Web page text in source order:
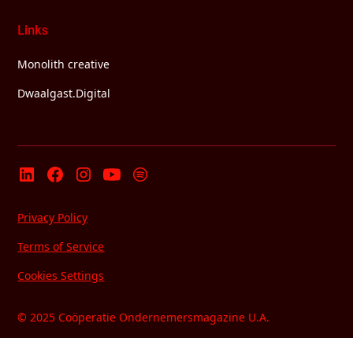
Links
Monolith creative
Dwaalgast.Digital
© 2025 Coöperatie Ondernemersmagazine U.A.
Privacy Policy
Terms of Service
Cookies Settings